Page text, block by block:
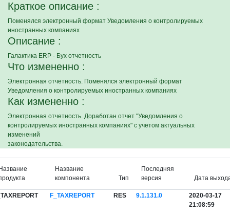
Краткое описание :
Поменялся электронный формат Уведомления о контролируемых
иностранных компаниях
Описание :
Галактика ERP - Бух отчетность
Что измененно :
Электронная отчетность. Поменялся электронный формат
Уведомления о контролируемых иностранных компаниях
Как измененно :
Электронная отчетность. Доработан отчет "Уведомления о
контролируемых иностранных компаниях" с учетом актуальных
изменений
законодательства.
Название
компонента
Тип
Последняя
версия
Дата
F_TAXREPORT RES 9.1.131.0
2020-03-17
21:08:59